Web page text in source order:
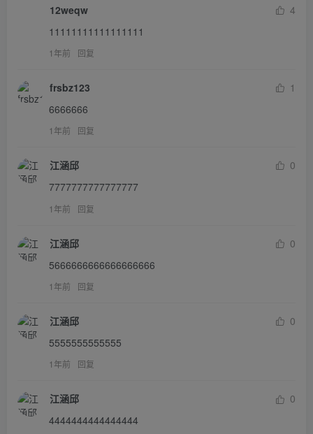
12weqw
4
11111111111111111
1年前 回复
frsbz123
1
6666666
1年前 回复
江涵邱
0
7777777777777777
1年前 回复
江涵邱
0
5666666666666666666
1年前 回复
江涵邱
0
5555555555555
1年前 回复
江涵邱
0
4444444444444444